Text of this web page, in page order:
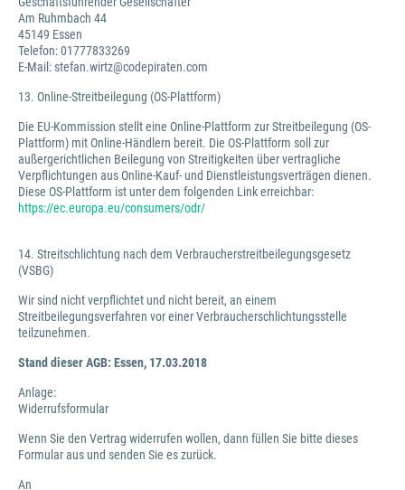
Am Ruhmbach 44
45149 Essen
Telefon: 01777833269
E-Mail: stefan.wirtz@codepiraten.com
13. Online-Streitbeilegung (OS-Plattform)
Die EU-Kommission stellt eine Online-Plattform zur Streitbeilegung (OS-
Plattform) mit Online-Händlern bereit. Die OS-Plattform soll zur
außergerichtlichen Beilegung von Streitigkeiten über vertragliche
Verpflichtungen aus Online-Kauf- und Dienstleistungsverträgen dienen.
Diese OS-Plattform ist unter dem folgenden Link erreichbar:
https://ec.europa.eu/consumers/odr/
14. Streitschlichtung nach dem Verbraucherstreitbeilegungsgesetz
(VSBG)
Wir sind nicht verpflichtet und nicht bereit, an einem
Streitbeilegungsverfahren vor einer Verbraucherschlichtungsstelle
teilzunehmen.
Stand dieser AGB: Essen, 17.03.2018
Anlage:
Widerrufsformular
Wenn Sie den Vertrag widerrufen wollen, dann füllen Sie bitte dieses
Formular aus und senden Sie es zurück.
An